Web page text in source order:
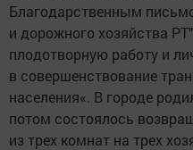
Благодарственным
и дорожного хозяйства
плодотворную работу и
в совершенствование
населения«. В городе
потом состоялось
из трех комнат на трех